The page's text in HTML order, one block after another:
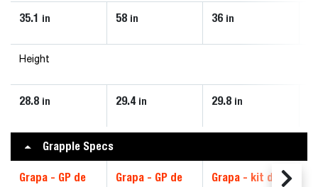
35.1 in 58 in 36 in
Height
28.8 in 29.4 in 29.8 in
Grapple Specs
Grapa - GP de
Grapa - GP de
Grapa - kit de